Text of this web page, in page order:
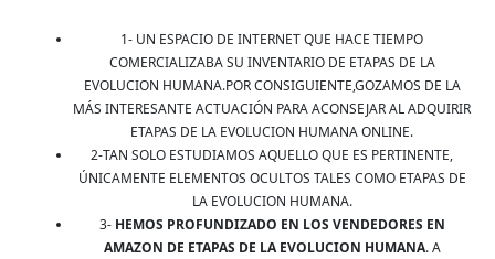
1- UN ESPACIO DE INTERNET QUE HACE TIEMPO
COMERCIALIZABA SU INVENTARIO DE ETAPAS DE LA
EVOLUCION HUMANA.POR CONSIGUIENTE,GOZAMOS DE LA
MÁS INTERESANTE ACTUACIÓN PARA ACONSEJAR AL ADQUIRIR
ETAPAS DE LA EVOLUCION HUMANA ONLINE.
2-TAN SOLO ESTUDIAMOS AQUELLO QUE ES PERTINENTE,
ÚNICAMENTE ELEMENTOS OCULTOS TALES COMO ETAPAS DE
LA EVOLUCION HUMANA.
3- HEMOS PROFUNDIZADO EN LOS VENDEDORES EN
AMAZON DE ETAPAS DE LA EVOLUCION HUMANA. A